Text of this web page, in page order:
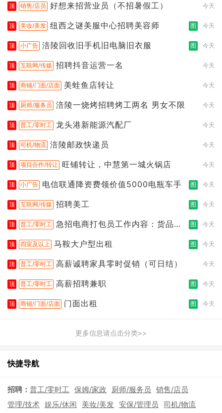
顶 销售/店员 好想来招营业员（不招暑假工） 今天
顶 美妆/美发 纽西之谜美服中心招聘美容师 图 今天
顶 小广告 涪陵回收旧手机旧电脑旧衣服 图 今天
顶 互联网/传媒 招聘抖音运营一名 今天
顶 商铺/门面/店面 美蛙鱼店转让 今天
顶 厨师/服务员 涪陵一烧烤招聘烤工两名 男女不限 今天
顶 普工/零时工 龙头港新能源汽配厂 今天
顶 司机/物流 涪陵邮政快递员 今天
顶 项目合作/转让 旺铺转让，中慧第一城火锅店 今天
顶 小广告 电信联通降资费领价值5000电瓶车手 图 今天
顶 互联网/传媒 招聘美工 图 今天
顶 普工/零时工 急招电商打包员工作内容：货品分
图 今天
顶 四室及以上 马鞍大户型出租 图 今天
顶 普工/零时工 高薪诚聘家具零时促销（可日结） 今天
顶 普工/零时工 高薪招聘兼职 图 今天
顶 商铺/门面/店面 门面出租 图 今天
更多信息请点击分类>>
快捷导航
招聘： 普工/零时工 保姆/家政 厨师/服务员 销售/店员
管理/技术 娱乐/休闲 美妆/美发 安保/管理员 司机/物流